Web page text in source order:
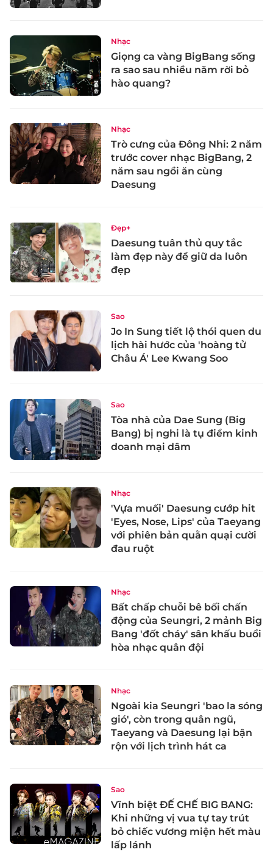
Nhạc
Giọng ca vàng BigBang sống
ra sao sau nhiều năm rời bỏ
hào quang?
Nhạc
Trò cưng của Đông Nhi: 2 năm
trước cover nhạc BigBang, 2
năm sau ngồi ăn cùng
Daesung
Đẹp+
Daesung tuân thủ quy tắc
làm đẹp này để giữ da luôn
đẹp
Sao
Jo In Sung tiết lộ thói quen du
lịch hài hước của 'hoàng tử
Châu Á' Lee Kwang Soo
Sao
Tòa nhà của Dae Sung (Big
Bang) bị nghi là tụ điểm kinh
doanh mại dâm
Nhạc
'Vựa muối' Daesung cướp hit
'Eyes, Nose, Lips' của Taeyang
với phiên bản quằn quại cười
đau ruột
Nhạc
Bất chấp chuỗi bê bối chấn
động của Seungri, 2 mảnh Big
Bang 'đốt cháy' sân khấu buổi
hòa nhạc quân đội
Nhạc
Ngoài kia Seungri 'bao la sóng
gió', còn trong quân ngũ,
Taeyang và Daesung lại bận
rộn với lịch trình hát ca
Sao
Vĩnh biệt ĐẾ CHẾ BIG BANG:
Khi những vị vua tự tay trút
bỏ chiếc vương miện hết màu
lấp lánh